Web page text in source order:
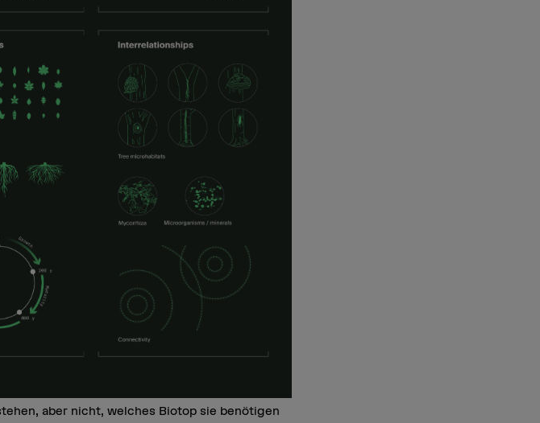
aber nicht, welches Biotop sie benötigen